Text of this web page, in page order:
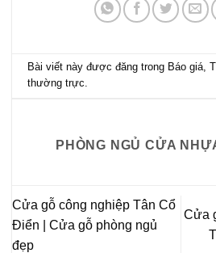
Bài viết này được đăng trong Báo giá ,
thường trực
PHÒNG NGỦ CỬA
Cửa gỗ công nghiệp Tân Cổ
Điển | Cửa gỗ phòng ngủ
đẹp
Cửa